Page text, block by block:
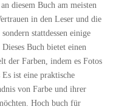
diesem Buch am meisten
in den Leser und die
stattdessen einige
Buch bietet einen
der Farben, indem es Fotos
Es ist eine praktische
von Farbe und ihrer
Hoch buch für